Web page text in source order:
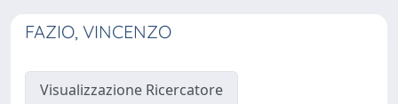
FAZIO, VINCENZO
Visualizzazione Ricercatore